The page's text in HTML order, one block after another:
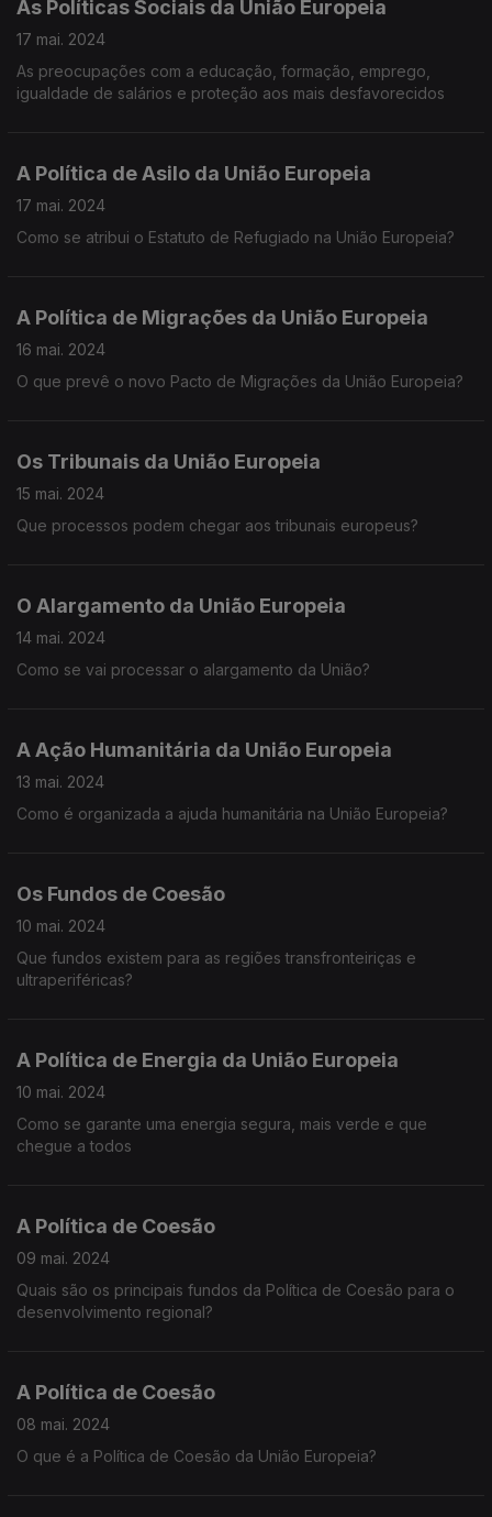
As Políticas Sociais da União Europeia
17 mai. 2024
As preocupações com a educação, formação, emprego,
igualdade de salários e proteção aos mais desfavorecidos
A Política de Asilo da União Europeia
17 mai. 2024
Como se atribui o Estatuto de Refugiado na União Europeia?
A Política de Migrações da União Europeia
16 mai. 2024
O que prevê o novo Pacto de Migrações da União Europeia?
Os Tribunais da União Europeia
15 mai. 2024
Que processos podem chegar aos tribunais europeus?
O Alargamento da União Europeia
14 mai. 2024
Como se vai processar o alargamento da União?
A Ação Humanitária da União Europeia
13 mai. 2024
Como é organizada a ajuda humanitária na União Europeia?
Os Fundos de Coesão
10 mai. 2024
Que fundos existem para as regiões transfronteiriças e
ultraperiféricas?
A Política de Energia da União Europeia
10 mai. 2024
Como se garante uma energia segura, mais verde e que
chegue a todos
A Política de Coesão
09 mai. 2024
Quais são os principais fundos da Política de Coesão para o
desenvolvimento regional?
A Política de Coesão
08 mai. 2024
O que é a Política de Coesão da União Europeia?